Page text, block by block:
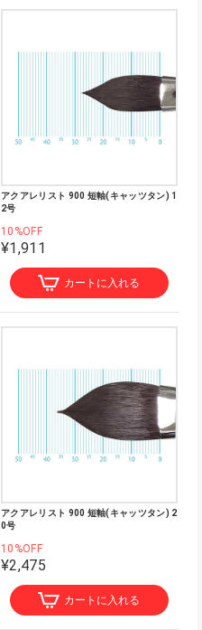
アクアレリスト 900 短軸(キャッツタン) 1
2号
10%OFF
¥1,911
カートに入れる
アクアレリスト 900 短軸(キャッツタン) 2
0号
10%OFF
¥2,475
カートに入れる